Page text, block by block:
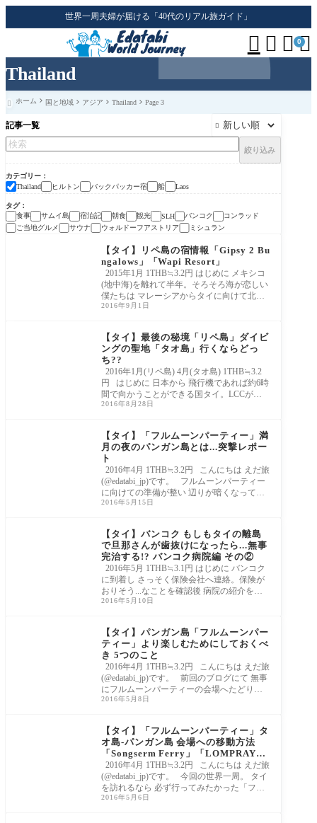
Thailand
世界一周夫婦が届ける「40代のリアル旅ガイド」
   0
 ホーム 国と地域 アジア Thailand Page 3
記事一覧 
絞り込み
カテゴリー
Thailand
ヒルトン バックパッカー宿 船 Laos
タグ
食事
サムイ島 宿泊記 朝食 観光 SLH バンコク
コンラッド
ご当地グルメ
サウナ ウォルドーフアストリア ミシュラン
【タイ】リペ島の宿情報「Gipsy 2 Bu
ngalows」「Wapi Resort」
2015年1月 1THB≒3.2円 はじめに メキシコ
(地中海)を離れて半年。そろそろ海が恋しい
僕たちは マレーシアからタイに向けて北上
する際
2016年9月1日
【タイ】最後の秘境「リペ島」ダイビ
ングの聖地「タオ島」行くならどっ
ち??
2016年1月(リペ島) 4月(タオ島) 1THB≒3.2
円 はじめに 日本から 飛行機であれば約6時
間で向かうことができる国タイ。LCCが就
航してい
2016年8月28日
【タイ】「フルムーンパーティー」満
月の夜のパンガン島とは...突撃レポー
ト
2016年4月 1THB≒3.2円 こんにちは えだ旅
(@edatabi_jp)です。 フルムーンパーティー
に向けての準備が整い 辺りが暗くなってき
たら
2016年5月15日
【タイ】バンコク もしもタイの離島
で旦那さんが歯抜けになったら...無事
完治する!? バンコク病院編 その②
2016年5月 1THB≒3.1円 はじめに バンコク
に到着し さっそく保険会社へ連絡。保険が
おりそう...なことを確認後 病院の紹介をし
てもら
2016年5月10日
【タイ】パンガン島「フルムーンパー
ティー」より楽しむためにしておくべ
き 5つのこと
2016年4月 1THB≒3.2円 こんにちは えだ旅
(@edatabi_jp)です。 前回のブログにて 無事
にフルムーンパーティーの会場へたどり着
いた私
2016年5月8日
【タイ】「フルムーンパーティー」タ
オ島-パンガン島 会場への移動方法
「Songserm Ferry」「LOMPRAYA
H」
2016年4月 1THB≒3.2円 こんにちは えだ旅
(@edatabi_jp)です。 今回の世界一周。 タイ
を訪れるなら 必ず行ってみたかった「フル
ムー
2016年5月6日